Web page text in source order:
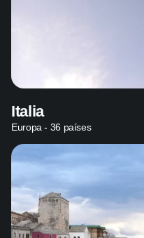
Italia
Europa - 36 países